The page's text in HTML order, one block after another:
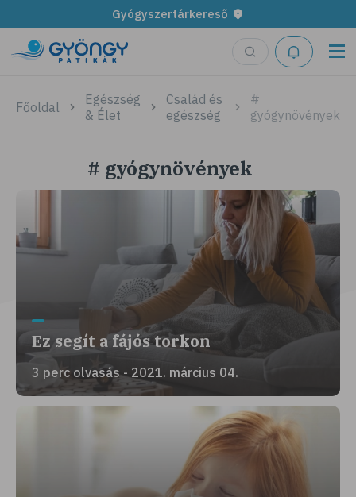
Gyógyszertárkereső
Főoldal
Egészség
& Élet
Család és
egészség
#
gyógynövények
# gyógynövények
Ez segít a fájós torkon
3 perc olvasás - 2021. március 04.